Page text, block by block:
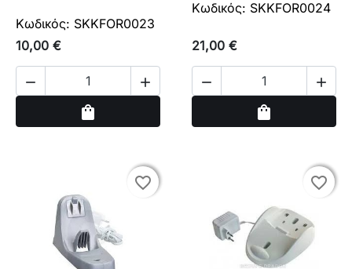
Κωδικός: SKKFOR0023
10,00 €
 
shopping_bag
Κωδικός: SKKFOR0024
21,00 €
 
shopping_bag
favorite_border
favorite_border favorite_border
favorite_border